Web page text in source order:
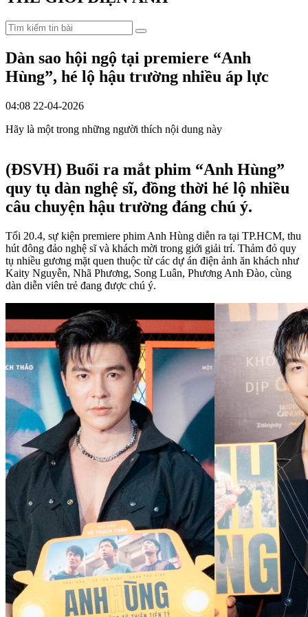
Dàn sao hội ngộ tại premiere “Anh
Hùng”, hé lộ hậu trường nhiều áp lực
04:08 22-04-2026
Hãy là một trong những người thích nội dung này
(ĐSVH) Buổi ra mắt phim “Anh Hùng”
quy tụ dàn nghệ sĩ, đồng thời hé lộ nhiều
câu chuyện hậu trường đáng chú ý.
Tối 20.4, sự kiện premiere phim Anh Hùng diễn ra tại TP.HCM, thu
hút đông đảo nghệ sĩ và khách mời trong giới giải trí. Thảm đỏ quy
tụ nhiều gương mặt quen thuộc từ các dự án điện ảnh ăn khách như
Kaity Nguyễn, Nhã Phương, Song Luân, Phương Anh Đào, cùng
dàn diễn viên trẻ đang được chú ý.